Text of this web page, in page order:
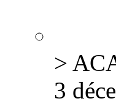
>
3